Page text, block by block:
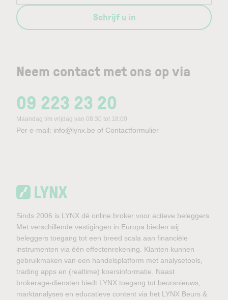
Neem contact met ons op via
09 223 23 20
Maandag t/m vrijdag van 08:30 tot 18:00
Per e-mail: info@lynx.be of Contactformulier
Schrijf u in
Sinds 2006 is LYNX dé online broker voor actieve beleggers.
Met verschillende vestigingen in Europa bieden wij
beleggers toegang tot een breed scala aan financiële
instrumenten via één effectenrekening. Klanten kunnen
gebruikmaken van een handelsplatform met analysetools,
trading apps en (realtime) koersinformatie. Naast
brokerage-diensten biedt LYNX toegang tot beursnieuws,
marktanalyses en educatieve content via het LYNX Beurs &